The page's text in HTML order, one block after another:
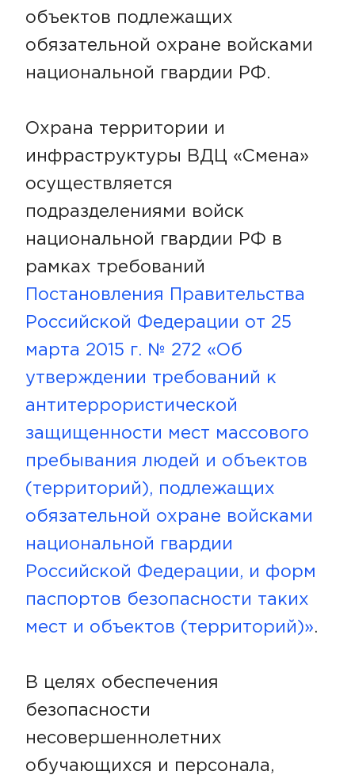
объектов подлежащих
обязательной охране войсками
национальной гвардии РФ.
Охрана территории и
инфраструктуры ВДЦ «Смена»
осуществляется
подразделениями войск
национальной гвардии РФ в
рамках требований
Постановления Правительства
Российской Федерации от 25
марта 2015 г. № 272 «Об
утверждении требований к
антитеррористической
защищенности мест массового
пребывания людей и объектов
(территорий), подлежащих
обязательной охране войсками
национальной гвардии
Российской Федерации, и форм
паспортов безопасности таких
мест и объектов (территорий)».
В целях обеспечения
безопасности
несовершеннолетних
обучающихся и персонала,